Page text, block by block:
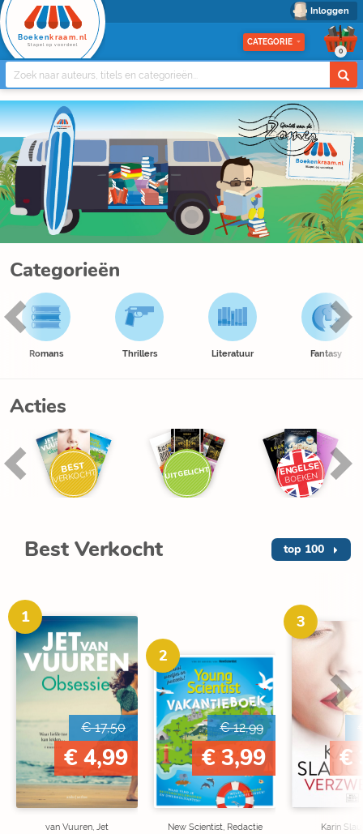
Inloggen
Boeken kraam.nl
Stapel op voordeel CATEGORIE
0
Categorieën
Romans Thrillers Literatuur Fantasy
Acties
BEST
VERKOCHT UITGELICHT ENGELSE
BOEKEN
Best Verkocht top 100
1
€ 17,50
€ 4,99
van Vuuren, Jet
2
€ 12,99
€ 3,99
New Scientist, Redactie
3
€
Karin